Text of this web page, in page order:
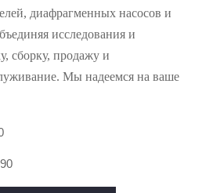
диафрагменных насосов и
исследования и
сборку, продажу и
Мы надеемся на ваше